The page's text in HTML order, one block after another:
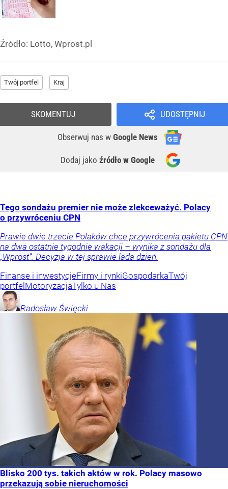
Źródło: Lotto, Wprost.pl
Twój portfel Kraj
UDOSTĘPNIJ
Obserwuj nas w Google News
Dodaj jako źródło w Google
SKOMENTUJ
Tego sondażu premier nie może zlekceważyć. Polacy
o przywróceniu CPN
Prawie dwie trzecie Polaków chce przywrócenia pakietu CPN
na dwa ostatnie tygodnie wakacji – wynika z sondażu dla
„Wprost”. Decyzja w tej sprawie lada dzień.
Finanse i inwestycjeFirmy i rynkiGospodarkaTwój
portfelMotoryzacjaTylko u Nas
Radosław Święcki
Blisko 200 tys. takich aktów w rok. Polacy masowo
przekazują sobie nieruchomości